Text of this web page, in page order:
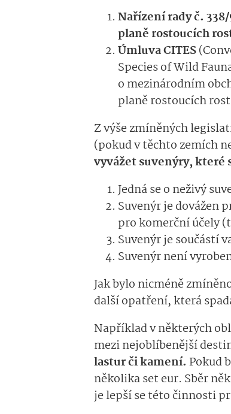
Nařízení rady č.
planě rostoucích
Úmluva CITES
Species of Wild
o mezinárodním
planě rostoucích
Z výše zmíněných
(pokud v těchto zemích
vyvážet suvenýry, které
Jedná se o neživý
Suvenýr je dovážen
pro komerční účely
Suvenýr je součástí
Suvenýr není
Jak bylo nicméně
další opatření, která
Například v některých
mezi nejoblíbenější
lastur či kamení. Pokud
několika set eur. Sběr
je lepší se této činnosti